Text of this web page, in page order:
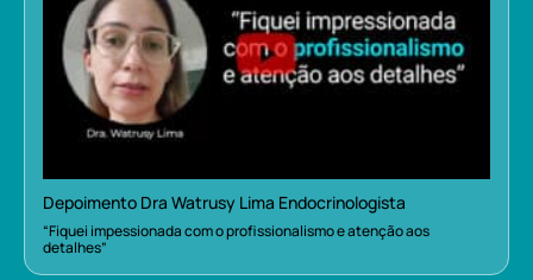
Depoimento Dra Watrusy Lima Endocrinologista
“Fiquei impessionada com o profissionalismo e atenção aos
detalhes”